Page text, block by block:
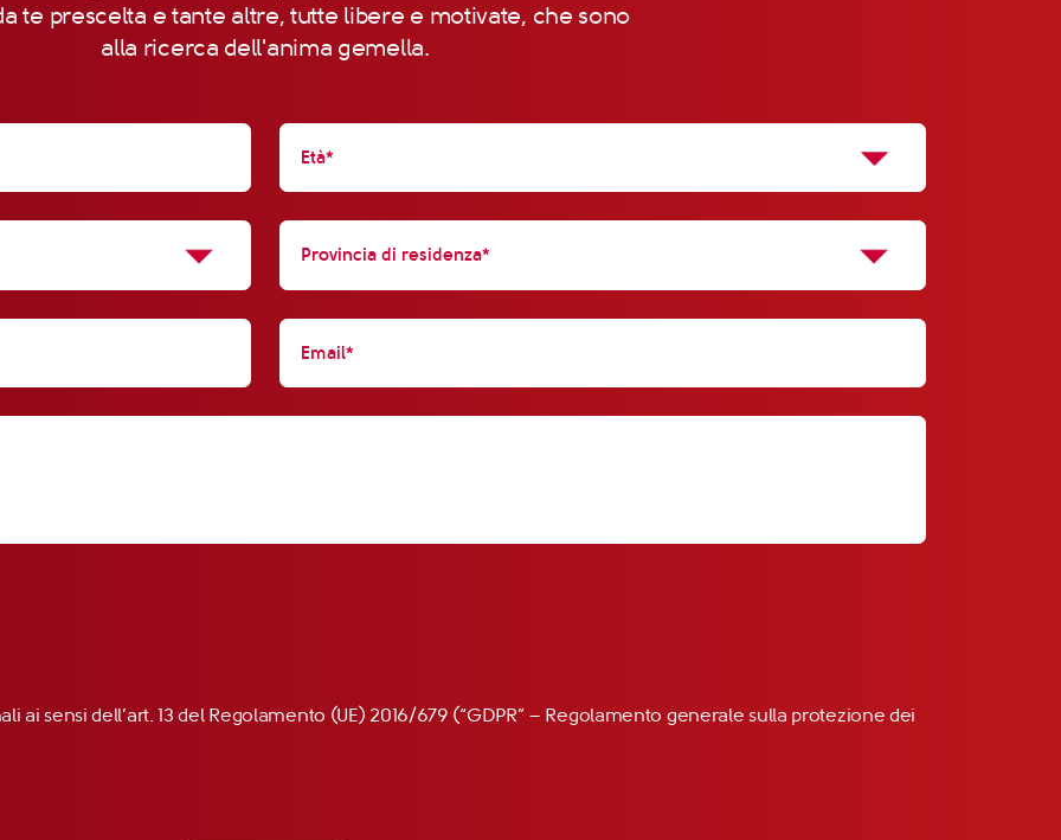
te prescelta e tante altre, tutte libere e motivate, che sono
alla ricerca dell'anima gemella.
ai sensi dell’art. 13 del Regolamento (UE) 2016/679 (“GDPR” – Regolamento generale sulla protezione dei